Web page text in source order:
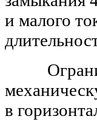
и малого
в